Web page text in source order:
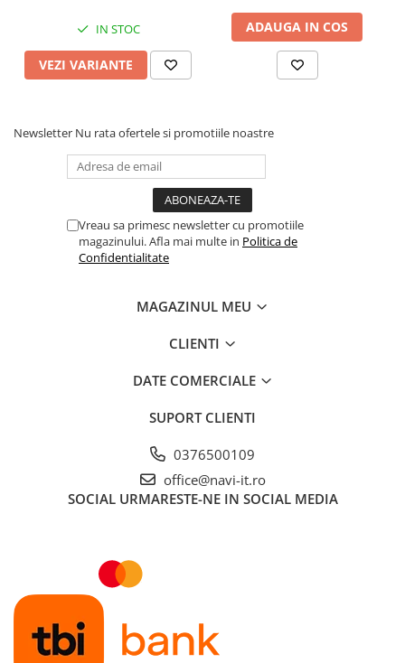
IN STOC
VEZI VARIANTE
ADAUGA IN COS
Newsletter Nu rata ofertele si promotiile noastre
Vreau sa primesc newsletter cu promotiile
magazinului. Afla mai multe in Politica de
Confidentialitate
MAGAZINUL MEU
CLIENTI
DATE COMERCIALE
SUPORT CLIENTI
0376500109
office@navi-it.ro
SOCIAL URMARESTE-NE IN SOCIAL MEDIA